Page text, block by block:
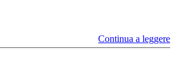
Continua a leggere